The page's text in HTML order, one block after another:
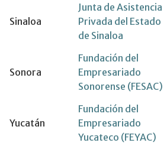
Sinaloa
Junta de Asistencia
Privada del Estado
de Sinaloa
Sonora
Fundación del
Empresariado
Sonorense (FESAC)
Yucatán
Fundación del
Empresariado
Yucateco (FEYAC)